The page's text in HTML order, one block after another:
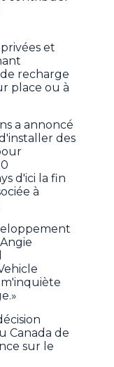
et
recharge
place ou à
a annoncé
des
d'ici la fin
à
m'inquiète
Canada de
sur le